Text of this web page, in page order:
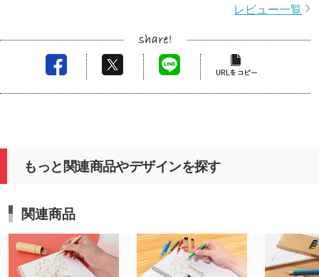
レビュー一覧
もっと関連商品やデザインを探す
関連商品